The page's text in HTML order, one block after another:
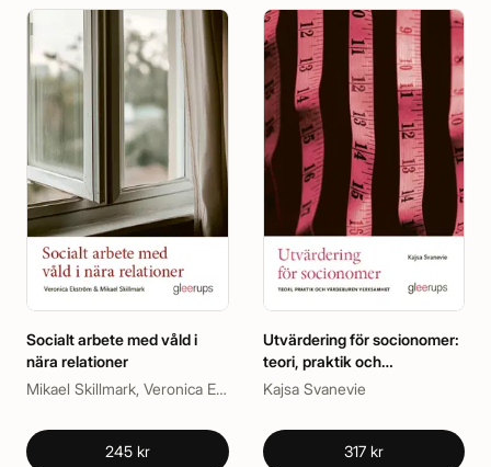
Socialt arbete med våld i
nära relationer
Mikael Skillmark, Veronica Ekström
245 kr
Utvärdering för socionomer:
teori, praktik och
värdeburen verksamhet
Kajsa Svanevie
317 kr